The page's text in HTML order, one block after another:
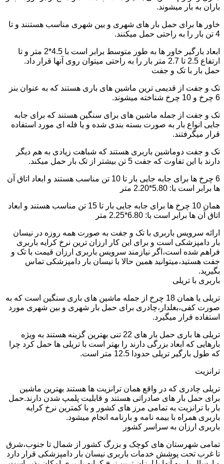
باران به بار میشوند.
خاور ها برای حمل بار های شهری و بین شهری مناسب هستنند و تا
4 تن بار را به راحتی حمل میکنند.
ابعاد بارگیر خاور ها به طور متوسط برابر است با 4.5*2 متر و تا
ارتفاع 2.5 تا 2.7 متر بار را به راحتی میتوان روی آنها قرار داد.
حمل بار با تک و جفت
تک و جفت از قدیمی ترین ماشین های باری هستند که به عنوان بنز
6 چرخ و 10 چرخ شناخته میشوند.
تک و جفت از جمله ماشین های برای سنگین هستند که برای جابه
جایی انواع بار به صورت بسته بندی شده و یا فله ای مورد استفاده
قرار میگرفتند.
تک و جفت دوماشین باربری هستند که شباهت زیادی به هم دیگر
دارند با این تفاوت که جفت 5 تن بیشتر از تک بار حمل میکند.
6 چرخ ها برای جابه جایی بار تا 10 تن مناسب هستند و ابعاد اتاق آن
ها برابر است با: 5.80*2.20 متر
همان 10 چرخ ها برای جابه جایی بار تا 15 تن مناسب هستند و ابعاد
اتاق آن ها برابر است با: 6.80*2.25 متر
ارائه سرویس باربری با تک و جفت به صورت همه روزه در نیسان
بار دامپزشکی است و برای این کار ارزان ترین نرخ کرایه باربری
فراهم شده است،اگر نیازمند سرویس باربری ارزان قیمت با تک و
جفت هستید،میتوانید همین حالا با نیسان بار دامپزشکی تماس
بگیرید.
باربری با تریلی
تریلی یا همان 18 چرخ از جمله ماشین های باری سنگین است که به
صورت کفی،بغلدار،چادری برای حمل بار شهری و بین شهری مورد
استفاده قرار میگیرد.
تریلی ها باری حمل بار های 22 تنی بهترین گزینه هستند به ویژه
بارهایی که ابعاد بزرگی دارند را بهتر است با تریلی ها حمل کرد چرا
که طول بارگیر تریلی حدودا 12.5 متر است.
ترانزیت
تریلی چادری که در واقع همان ترانزیت ها هستند بهترین ماشین
برای حمل بار های صادراتی هستند و قابلیت پلمپ شدن دارند.حمل
بار با ترانزیت به تمامی مرز های کشور و با کمترین نرخ کرایه
باربری همراه با بیمه نامه و بارنامه انجام میشود.
باربری ارزان به سراسر کشور
تمامی شهرستان های کوچک و بزرگ کشور از شمال تا جنوب،شرق
تا غرب تحت پوشش خدمات باربری نیسان بار دامپزشکی قرار دارد